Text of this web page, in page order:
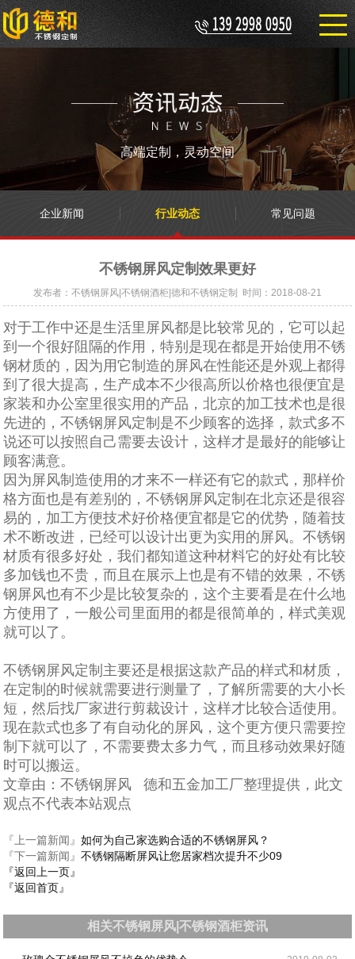
高端定制，灵动空间
企业新闻 行业动态 常见问题
不锈钢屏风定制效果更好
发布者：不锈钢屏风|不锈钢酒柜|德和不锈钢定制 时间：2018-08-21
对于工作中还是生活里屏风都是比较常见的，它可以起
到一个很好阻隔的作用，特别是现在都是开始使用不锈
钢材质的，因为用它制造的屏风在性能还是外观上都得
到了很大提高，生产成本不少很高所以价格也很便宜是
家装和办公室里很实用的产品，北京的加工技术也是很
先进的，不锈钢屏风定制是不少顾客的选择，款式多不
说还可以按照自己需要去设计，这样才是最好的能够让
顾客满意。
因为屏风制造使用的才来不一样还有它的款式，那样价
格方面也是有差别的，不锈钢屏风定制在北京还是很容
易的，加工方便技术好价格便宜都是它的优势，随着技
术不断改进，已经可以设计出更为实用的屏风。不锈钢
材质有很多好处，我们都知道这种材料它的好处有比较
多加钱也不贵，而且在展示上也是有不错的效果，不锈
钢屏风也有不少是比较复杂的，这个主要看是在什么地
方使用了，一般公司里面用的都是很简单的，样式美观
就可以了。
不锈钢屏风定制主要还是根据这款产品的样式和材质，
在定制的时候就需要进行测量了，了解所需要的大小长
短，然后找厂家进行剪裁设计，这样才比较合适使用。
现在款式也多了有自动化的屏风，这个更方便只需要控
制下就可以了，不需要费太多力气，而且移动效果好随
时可以搬运。
文章由：不锈钢屏风 德和五金加工厂整理提供，此文
观点不代表本站观点
『上一篇新闻』如何为自己家选购合适的不锈钢屏风？
『下一篇新闻』不锈钢隔断屏风让您居家档次提升不少09​
『返回上一页』
『返回首页』
相关不锈钢屏风|不锈钢酒柜资讯